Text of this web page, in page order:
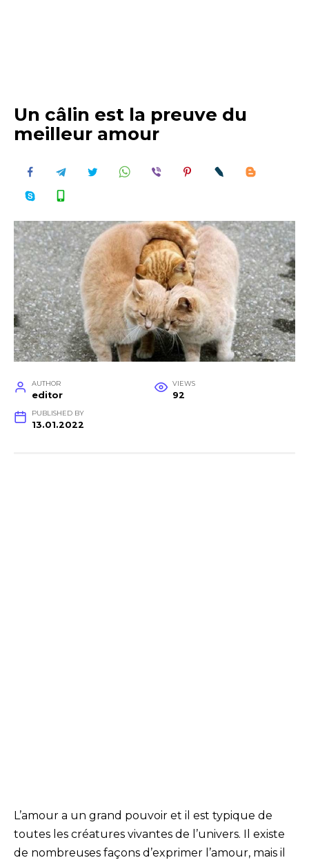
Un câlin est la preuve du
meilleur amour
AUTHOR
editor
VIEWS
92
PUBLISHED BY
13.01.2022
L’amour a un grand pouvoir et il est typique de
toutes les créatures vivantes de l’univers. Il existe
de nombreuses façons d’exprimer l’amour, mais il